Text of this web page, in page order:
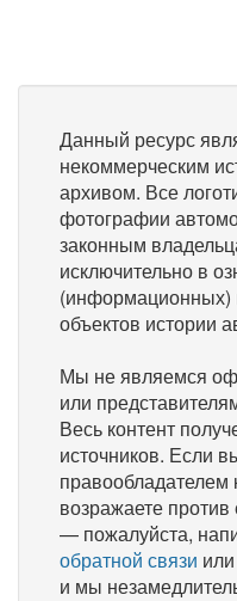
Данный ресурс
некоммерческим
архивом. Все
фотографии
законным
исключительно в
(информационных)
объектов истории
Мы не являемся
или
Весь контент
источников. Если
правообладателем
возражаете
— пожалуйста,
обратной связи
и мы